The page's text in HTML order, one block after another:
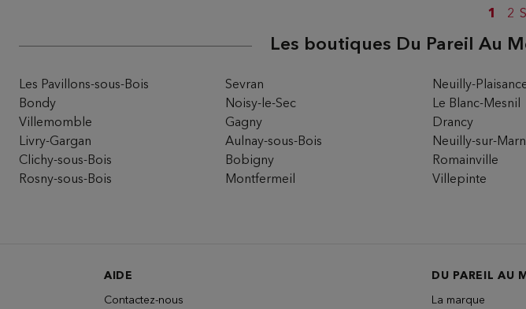
Téléphone
6
10.18
Du Pareil au même PARIS SECRETAN
23 AVENUE SECRETAN
75019 PARIS
1 2
Les boutiques Du Pareil Au
Les Pavillons-sous-Bois
Bondy
Villemomble
Livry-Gargan
Clichy-sous-Bois
Rosny-sous-Bois
Sevran
Noisy-le-Sec
Gagny
Aulnay-sous-Bois
Bobigny
Montfermeil
Neuilly-
Le Blanc-Mesnil
Drancy
Neuilly-sur-
Romainville
Villepinte
AIDE
Contactez-nous
DU PAREIL AU
La marque